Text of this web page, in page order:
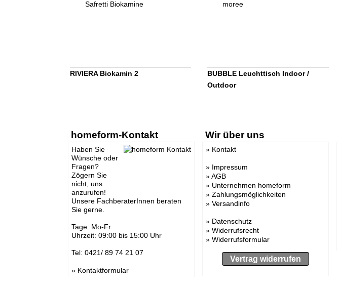
RIVIERA Biokamin 2
BUBBLE Leuchttisch Indoor /
Outdoor
homeform-Kontakt
Haben Sie
Wünsche oder
Fragen?
Zögern Sie
nicht, uns
anzurufen!
Unsere FachberaterInnen beraten
Sie gerne.
Tage: Mo-Fr
Uhrzeit: 09:00 bis 15:00 Uhr
Tel: 0421/ 89 74 21 07
» Kontaktformular
Wir über uns
» Kontakt
» Impressum
»AGB
» Unternehmen homeform
» Zahlungsmöglichkeiten
» Versandinfo
» Datenschutz
» Widerrufsrecht
» Widerrufsformular
Vertrag widerrufen